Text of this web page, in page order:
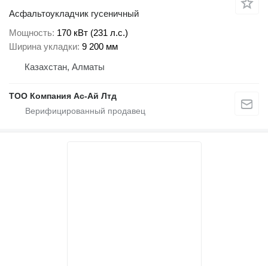
Асфальтоукладчик гусеничный
Мощность 170 кВт (231 л.с.)
Ширина укладки 9 200 мм
Казахстан, Алматы
ТОО Компания Ас-Ай Лтд